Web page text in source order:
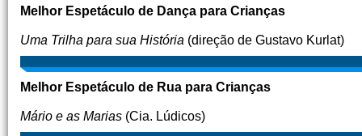
Melhor Espetáculo de Dança para Crianças
Uma Trilha para sua História (direção de Gustavo Kurlat)
Melhor Espetáculo de Rua para Crianças
Mário e as Marias (Cia. Lúdicos)